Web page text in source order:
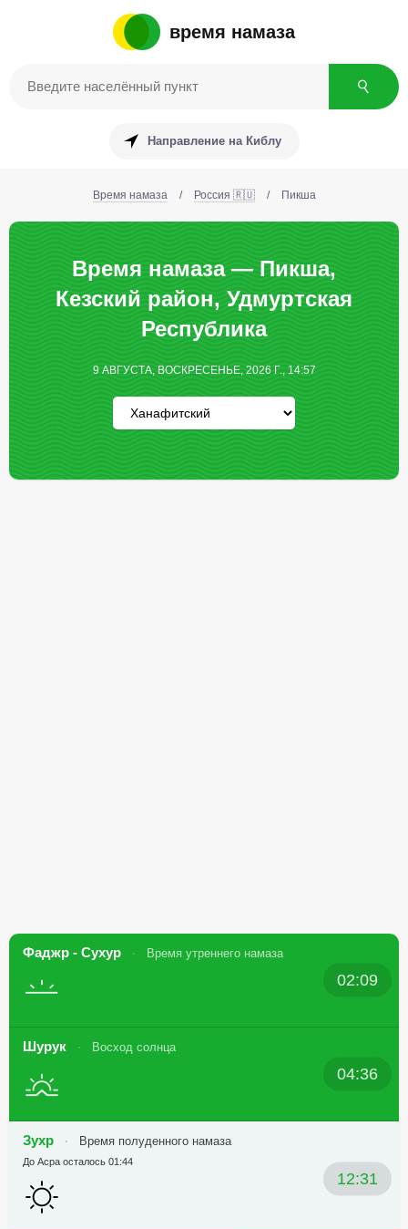
время намаза
Направление на Киблу
Время намаза / Россия 🇷🇺 / Пикша
Время намаза — Пикша,
Кезский район, Удмуртская
Республика
9 АВГУСТА, ВОСКРЕСЕНЬЕ, 2026 Г., 14:57
Фаджр - Сухур Время утреннего намаза
02:09
Шурук Восход солнца
04:36
Зухр Время полуденного намаза
12:31
До Асра осталось 01:44